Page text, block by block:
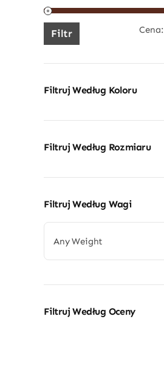
Filtr Cena:
Filtruj Według Koloru
Filtruj Według Rozmiaru
Filtruj Według Wagi
Any Weight
Filtruj Według Oceny